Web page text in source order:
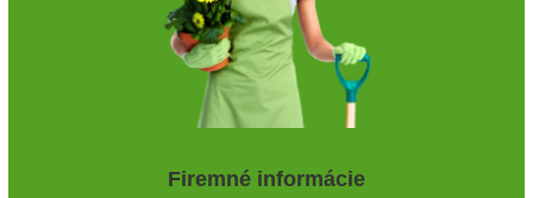
Firemné informácie